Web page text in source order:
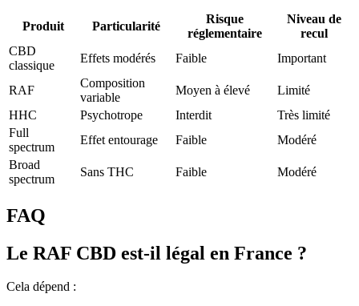
Produit Particularité
Risque
réglementaire
Niveau de
recul
CBD
classique
Effets modérés Faible Important
RAF
Composition
variable
Moyen à élevé
Limité
HHC
Psychotrope Interdit
Très limité
Full
spectrum
Effet entourage Faible
Modéré
Broad
spectrum
Sans THC Faible Modéré
FAQ
Le RAF CBD est-il légal en France ?
Cela dépend :